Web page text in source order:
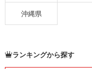
沖縄県
ランキングから探す